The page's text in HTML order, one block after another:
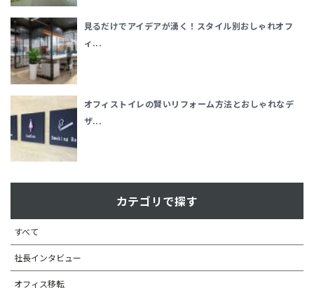
見るだけでアイデアが湧く！スタイル別おしゃれオフ
ィ...
オフィストイレの賢いリフォーム方法とおしゃれなデ
ザ...
カテゴリで探す
すべて
社長インタビュー
オフィス移転